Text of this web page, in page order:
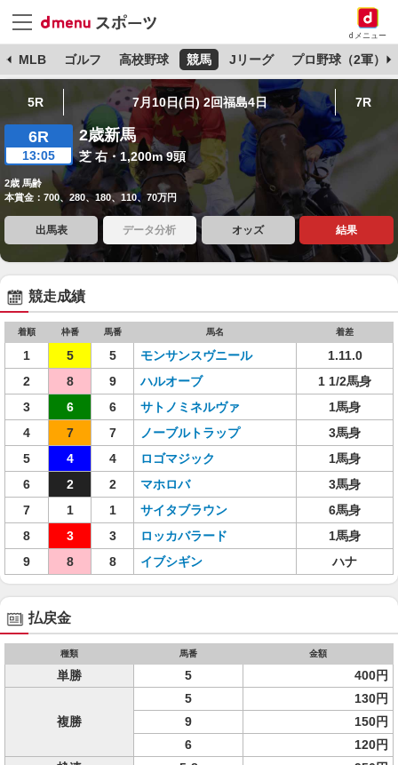
dメニュー
MLB ゴルフ 高校野球 競馬 Jリーグ プロ野球（2軍）
5R 7月10日(日) 2回福島4日 7R
6R
13:05
2歳新馬
芝 右・1,200m 9頭
2歳 馬齢
本賞金：700、280、180、110、70万円
出馬表 データ分析 オッズ 結果
競走成績
着順 枠番 馬番 馬名 着差
1 5 5 モンサンスヴニール
1.11.0
2
8 9 ハルオーブ
1 1/2馬身
3
6 6 サトノミネルヴァ
1馬身
4
7 7 ノーブルトラップ
3馬身
5
4 4 ロゴマジック
1馬身
6
2 2 マホロバ
3馬身
7
1 1 サイタブラウン
6馬身
8
3 3 ロッカバラード
1馬身
9
8 8 イブシギン ハナ
払戻金
種類 馬番 金額
単勝 5 400円
複勝
5
130円
9
150円
6
120円